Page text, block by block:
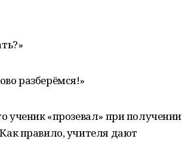
разберёмся!»
ученик «прозевал» при получении
правило, учителя дают